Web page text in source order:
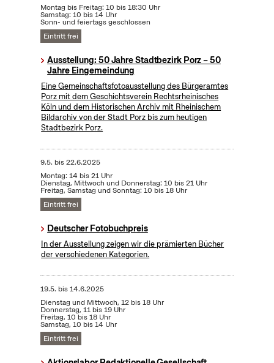
Montag bis Freitag: 10 bis 18:30 Uhr
Samstag: 10 bis 14 Uhr
Sonn- und feiertags geschlossen
Eintritt frei
Ausstellung: 50 Jahre Stadtbezirk Porz – 50
Jahre Eingemeindung
Eine Gemeinschaftsfotoausstellung des Bürgeramtes
Porz mit dem Geschichtsverein Rechtsrheinisches
Köln und dem Historischen Archiv mit Rheinischem
Bildarchiv von der Stadt Porz bis zum heutigen
Stadtbezirk Porz.
9.5. bis22.6.2025
Montag: 14 bis 21 Uhr
Dienstag, Mittwoch und Donnerstag: 10 bis 21 Uhr
Freitag, Samstag und Sonntag: 10 bis 18 Uhr
Eintritt frei
Deutscher Fotobuchpreis
In der Ausstellung zeigen wir die prämierten Bücher
der verschiedenen Kategorien.
19.5. bis14.6.2025
Dienstag und Mittwoch, 12 bis 18 Uhr
Donnerstag, 11 bis 19 Uhr
Freitag, 10 bis 18 Uhr
Samstag, 10 bis 14 Uhr
Eintritt frei